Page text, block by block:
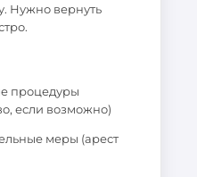
Нужно вернуть
процедуры
если возможно)
меры (арест